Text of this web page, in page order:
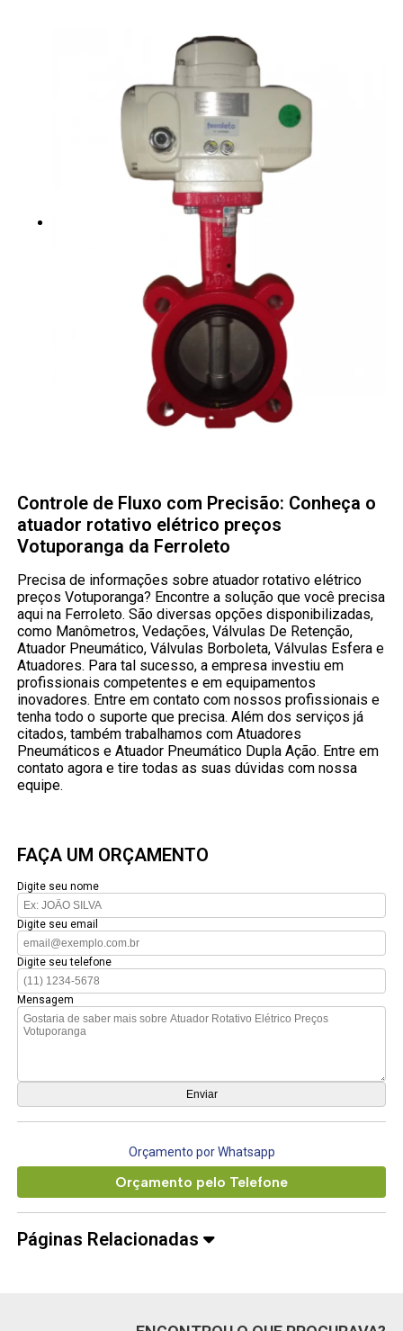
Controle de Fluxo com Precisão: Conheça o
atuador rotativo elétrico preços
Votuporanga da Ferroleto
Precisa de informações sobre atuador rotativo elétrico
preços Votuporanga? Encontre a solução que você precisa
aqui na Ferroleto. São diversas opções disponibilizadas,
como Manômetros, Vedações, Válvulas De Retenção,
Atuador Pneumático, Válvulas Borboleta, Válvulas Esfera e
Atuadores. Para tal sucesso, a empresa investiu em
profissionais competentes e em equipamentos
inovadores. Entre em contato com nossos profissionais e
tenha todo o suporte que precisa. Além dos serviços já
citados, também trabalhamos com Atuadores
Pneumáticos e Atuador Pneumático Dupla Ação. Entre em
contato agora e tire todas as suas dúvidas com nossa
equipe.
FAÇA UM ORÇAMENTO
Digite seu nome
Digite seu email
Digite seu telefone
Mensagem
Orçamento por Whatsapp
Orçamento pelo Telefone
Páginas Relacionadas